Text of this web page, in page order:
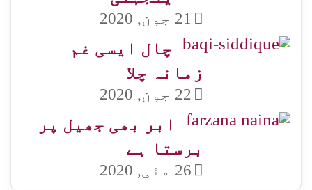
21 جون, 2020
چال ایسی غم
زمانہ چلا
22 جون, 2020
ابر بھی جھیل پر
برستا ہے
26 مئی, 2020